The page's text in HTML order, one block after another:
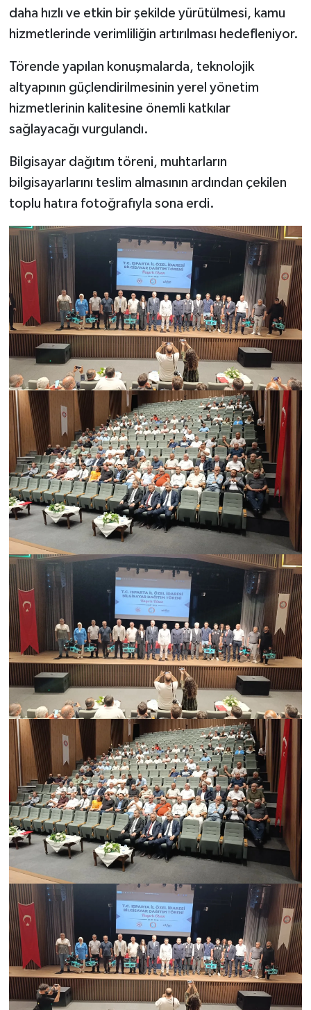
daha hızlı ve etkin bir şekilde yürütülmesi, kamu
hizmetlerinde verimliliğin artırılması hedefleniyor.
Törende yapılan konuşmalarda, teknolojik
altyapının güçlendirilmesinin yerel yönetim
hizmetlerinin kalitesine önemli katkılar
sağlayacağı vurgulandı.
Bilgisayar dağıtım töreni, muhtarların
bilgisayarlarını teslim almasının ardından çekilen
toplu hatıra fotoğrafıyla sona erdi.